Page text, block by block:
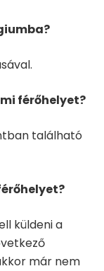
férőhelyet?
található
érőhelyet?
küldeni a
már nem